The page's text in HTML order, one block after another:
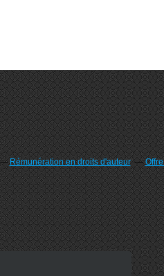
Rémunération en droits d'auteur